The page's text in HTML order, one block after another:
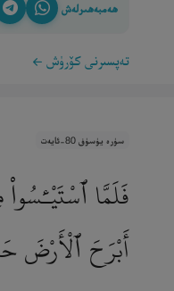
ھەمبەھىرلەش
تەپسىرنى كۆرۈش
سۈرە يۈسۈف 80-ئايەت
فَلَمَّا
أَبْرَحَ ٱلْأَرْضَ